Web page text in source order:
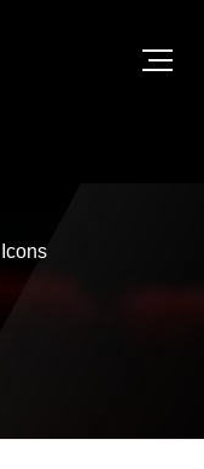
Icons